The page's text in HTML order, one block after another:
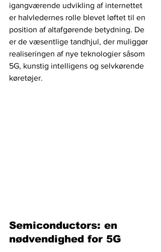
igangværende udvikling af internettet
er halvledernes rolle blevet løftet til en
position af altafgørende betydning. De
er de væsentlige tandhjul, der muliggør
realiseringen af ​​nye teknologier såsom
5G, kunstig intelligens og selvkørende
køretøjer.
Semiconductors: en
nødvendighed for 5G